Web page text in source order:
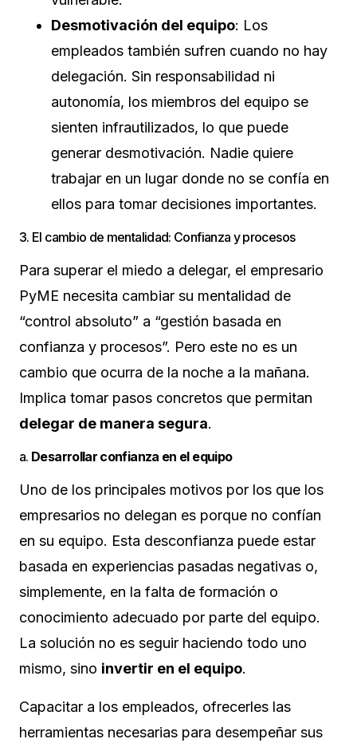
Desmotivación del equipo: Los
empleados también sufren cuando no hay
delegación. Sin responsabilidad ni
autonomía, los miembros del equipo se
sienten infrautilizados, lo que puede
generar desmotivación. Nadie quiere
trabajar en un lugar donde no se confía en
ellos para tomar decisiones importantes.
3. El cambio de mentalidad: Confianza y procesos
Para superar el miedo a delegar, el empresario
PyME necesita cambiar su mentalidad de
“control absoluto” a “gestión basada en
confianza y procesos”. Pero este no es un
cambio que ocurra de la noche a la mañana.
Implica tomar pasos concretos que permitan
delegar de manera segura.
a. Desarrollar confianza en el equipo
Uno de los principales motivos por los que los
empresarios no delegan es porque no confían
en su equipo. Esta desconfianza puede estar
basada en experiencias pasadas negativas o,
simplemente, en la falta de formación o
conocimiento adecuado por parte del equipo.
La solución no es seguir haciendo todo uno
mismo, sino invertir en el equipo.
Capacitar a los empleados, ofrecerles las
herramientas necesarias para desempeñar sus